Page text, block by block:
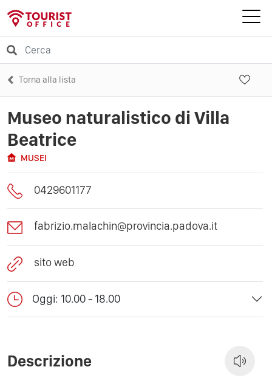
Torna alla lista
Museo naturalistico di Villa
Beatrice
MUSEI
0429601177
fabrizio.malachin@provincia.padova.it
sito web
Oggi: 10.00 - 18.00
Descrizione